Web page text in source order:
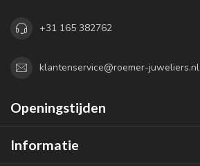
+31 165 382762
klantenservice@roemer-juweliers.nl
Openingstijden
Informatie